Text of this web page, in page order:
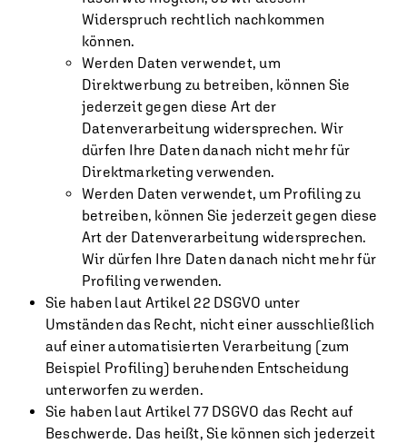
Widerspruch rechtlich nachkommen
können.
Werden Daten verwendet, um
Direktwerbung zu betreiben, können Sie
jederzeit gegen diese Art der
Datenverarbeitung widersprechen. Wir
dürfen Ihre Daten danach nicht mehr für
Direktmarketing verwenden.
Werden Daten verwendet, um Profiling zu
betreiben, können Sie jederzeit gegen diese
Art der Datenverarbeitung widersprechen.
Wir dürfen Ihre Daten danach nicht mehr für
Profiling verwenden.
Sie haben laut Artikel 22 DSGVO unter
Umständen das Recht, nicht einer ausschließlich
auf einer automatisierten Verarbeitung (zum
Beispiel Profiling) beruhenden Entscheidung
unterworfen zu werden.
Sie haben laut Artikel 77 DSGVO das Recht auf
Beschwerde. Das heißt, Sie können sich jederzeit